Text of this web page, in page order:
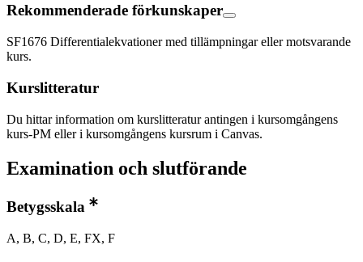
Rekommenderade förkunskaper
SF1676 Differentialekvationer med tillämpningar eller motsvarande
kurs.
Kurslitteratur
Du hittar information om kurslitteratur antingen i kursomgångens
kurs-PM eller i kursomgångens kursrum i Canvas.
Examination och slutförande
Betygsskala
A, B, C, D, E, FX, F